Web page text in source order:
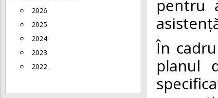
2026
2025
2024
2023
2022
pentru
În
planul